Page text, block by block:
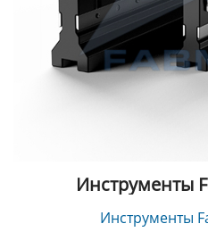
Инструменты
Инструменты